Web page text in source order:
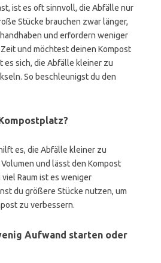
ist es oft sinnvoll, die Abfälle nur
Stücke brauchen zwar länger,
und erfordern weniger
und möchtest deinen Kompost
sich, die Abfälle kleiner zu
So beschleunigst du den
es, die Abfälle kleiner zu
und lässt den Kompost
Raum ist es weniger
du größere Stücke nutzen, um
zu verbessern.
Aufwand starten oder